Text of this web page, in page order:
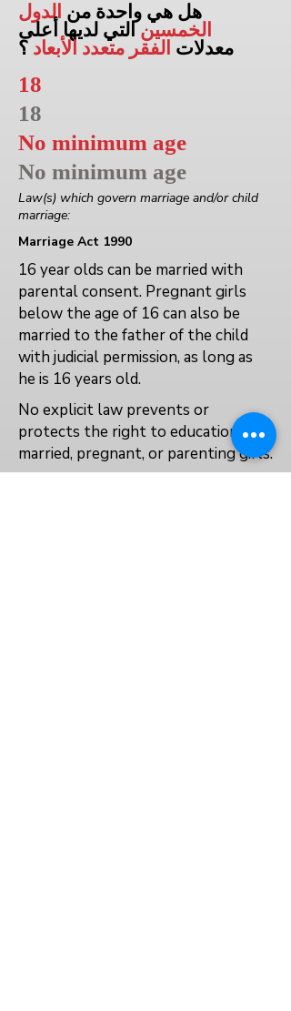
هل هي واحدة من الدول
الخمسين التي لديها أعلى
معدلات الفقر متعدد الأبعاد ؟
18
18
No minimum age
No minimum age
Law(s) which govern marriage and/or child
marriage:
Marriage Act 1990
16 year olds can be married with
parental consent. Pregnant girls
below the age of 16 can also be
married to the father of the child
with judicial permission, as long as
he is 16 years old.
No explicit law prevents or
protects the right to education for
married, pregnant, or parenting girls.